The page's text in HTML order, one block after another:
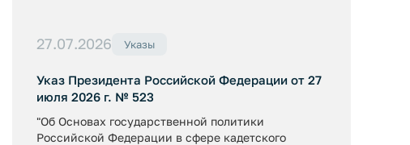
27.07.2026 Указы
Указ Президента Российской Федерации от 27
июля 2026 г. № 523
"Об Основах государственной политики
Российской Федерации в сфере кадетского